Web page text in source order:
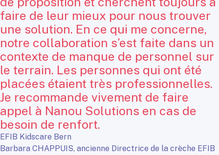
faire de leur mieux pour nous trouver
une solution. En ce qui me concerne,
notre collaboration s’est faite dans un
contexte de manque de personnel sur
le terrain. Les personnes qui ont été
placées étaient très professionnelles.
Je recommande vivement de faire
appel à Nanou Solutions en cas de
besoin de renfort.
EFIB Kidscare Bern
Barbara CHAPPUIS, ancienne Directrice de la crèche EFIB